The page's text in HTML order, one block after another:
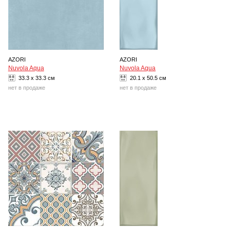
AZORI
Nuvola Aqua
33.3 x 33.3 см
нет в продаже
AZORI
Nuvola Aqua
20.1 x 50.5 см
нет в продаже